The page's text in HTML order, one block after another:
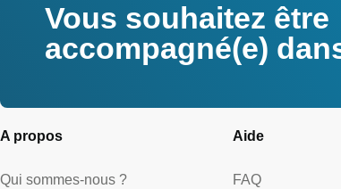
Vous souhaitez être
accompagné(e)
A propos
Qui sommes-nous ?
Aide
FAQ